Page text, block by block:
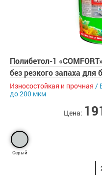
Полибетол-1
без резкого запаха
Износостойкая и прочная /
до 200 мкм
Цена:
Серый